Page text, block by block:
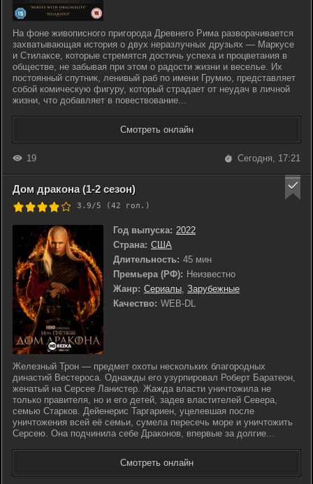
На фоне живописного пригорода Древнего Рима разворачивается
захватывающая история о двух неразлучных друзьях — Маркусе
и Стилаксе, которые стремятся достичь успеха и процветания в
обществе, не забывая при этом о радости жизни и веселье. Их
постоянный спутник, ленивый раб по имени Грумио, представляет
собой комическую фигуру, который страдает от неудач в личной
жизни, что добавляет в повествование...
Смотреть онлайн
19 Сегодня, 17:21
Дом дракона (1-2 сезон)
3.9/5 (42 гол.)
Год выпуска: 2022
Страна: США
Длительность: 45 мин
Премьера (РФ): Неизвестно
Жанр: Сериалы, Зарубежные
Качество: WEB-DL
Железный Трон — предмет охоты нескольких благородных
династий Вестероса. Однажды его узурпировал Роберт Баратеон,
женатый на Серсее Ланистер. Жажда власти уничтожила не
только правителя, но и его детей, задев властителей Севера,
семью Старков. Дейенерис Таргариен, уцелевшая после
уничтожения всей её семьи, сумела пересечь море и уничтожить
Серсею. Она подчинила себе Драконов, впервые за долгие...
Смотреть онлайн